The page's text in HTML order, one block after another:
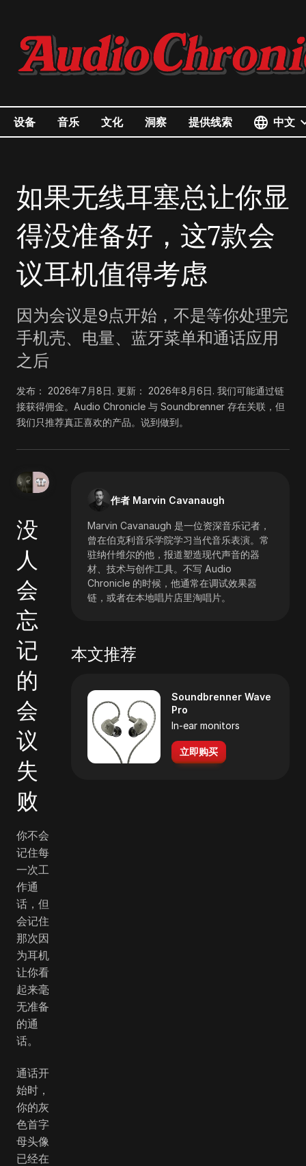
设备 音乐 文化 洞察 提供线索 中文
如果无线耳塞总让你显
得没准备好，这7款会
议耳机值得考虑
因为会议是9点开始，不是等你处理完
手机壳、电量、蓝牙菜单和通话应用
之后
发布： 2026年7月8日. 更新： 2026年8月6日. 我们可能通过链
接获得佣金。Audio Chronicle 与 Soundbrenner 存在关联，但
我们只推荐真正喜欢的产品。说到做到。
作者 Marvin Cavanaugh
Marvin Cavanaugh 是一位资深音乐记者，
曾在伯克利音乐学院学习当代音乐表演。常
驻纳什维尔的他，报道塑造现代声音的器
材、技术与创作工具。不写 Audio
Chronicle 的时候，他通常在调试效果器
链，或者在本地唱片店里淘唱片。
本文推荐
Soundbrenner Wave
Pro
In-ear monitors
立即购买
没
人
会
忘
记
的
会
议
失
败
你不会
记住每
一次工
作通
话，但
会记住
那次因
为耳机
让你看
起来毫
无准备
的通
话。
通话开
始时，
你的灰
色首字
母头像
已经在